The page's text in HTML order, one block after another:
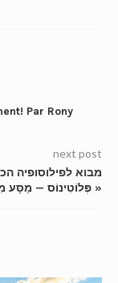
Par Rony
next post
« פְּלוֹטִינוֹס — מַסָּע